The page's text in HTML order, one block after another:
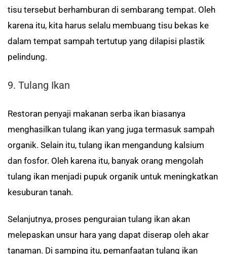
tisu tersebut berhamburan di sembarang tempat. Oleh
karena itu, kita harus selalu membuang tisu bekas ke
dalam tempat sampah tertutup yang dilapisi plastik
pelindung.
9. Tulang Ikan
Restoran penyaji makanan serba ikan biasanya
menghasilkan tulang ikan yang juga termasuk sampah
organik. Selain itu, tulang ikan mengandung kalsium
dan fosfor. Oleh karena itu, banyak orang mengolah
tulang ikan menjadi pupuk organik untuk meningkatkan
kesuburan tanah.
Selanjutnya, proses penguraian tulang ikan akan
melepaskan unsur hara yang dapat diserap oleh akar
tanaman. Di samping itu, pemanfaatan tulang ikan